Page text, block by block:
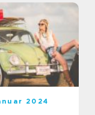
2024